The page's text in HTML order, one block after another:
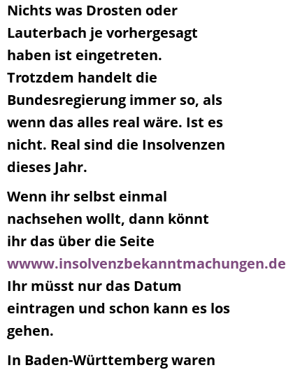
Nichts was Drosten oder
Lauterbach je vorhergesagt
haben ist eingetreten.
Trotzdem handelt die
Bundesregierung immer so, als
wenn das alles real wäre. Ist es
nicht. Real sind die Insolvenzen
dieses Jahr.
Wenn ihr selbst einmal
nachsehen wollt, dann könnt
ihr das über die Seite
wwww.insolvenzbekanntmachungen.de
Ihr müsst nur das Datum
eintragen und schon kann es los
gehen.
In Baden-Württemberg waren